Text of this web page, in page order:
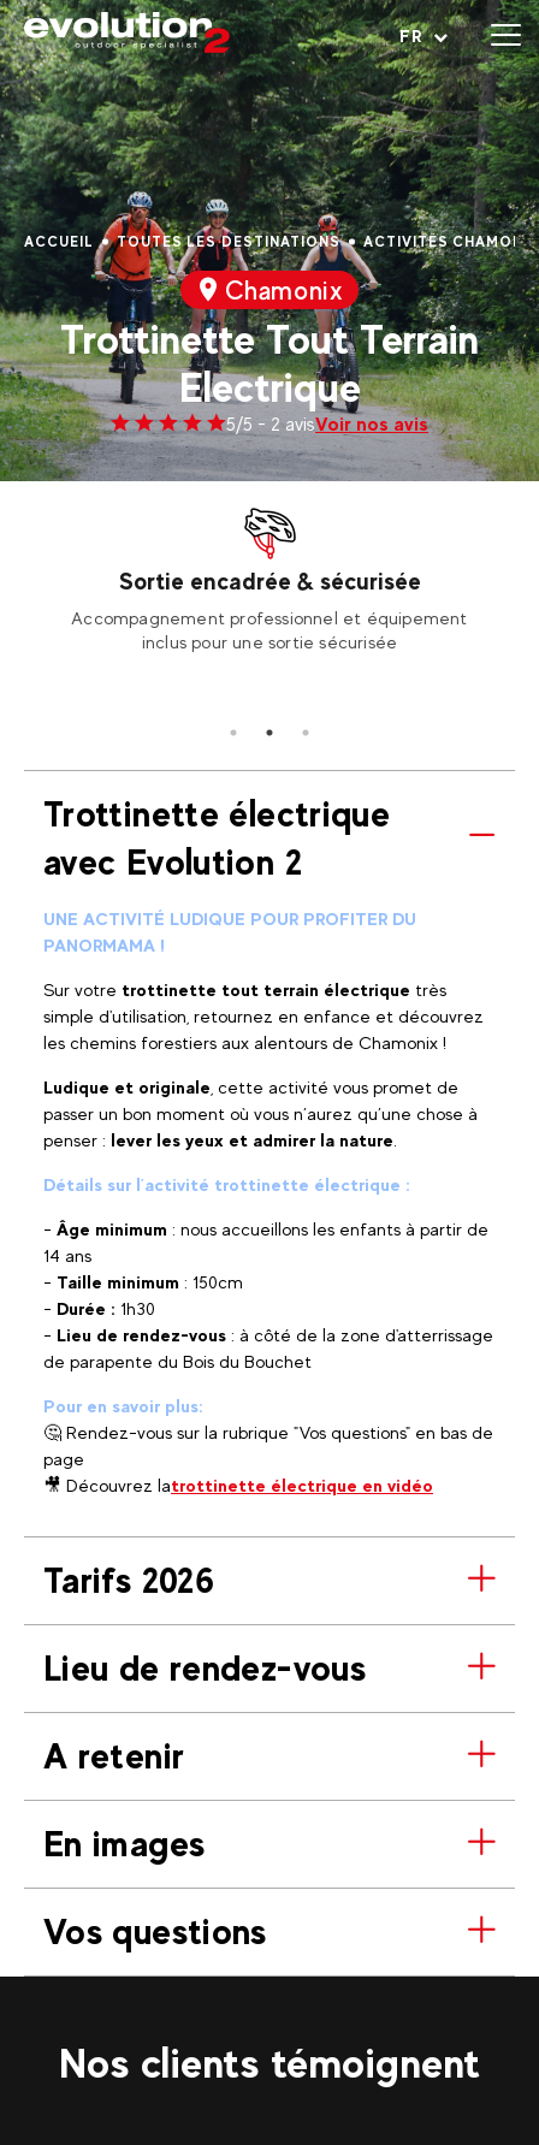
FR
Ouvrir le menu
ACCUEIL TOUTES LES DESTINATIONS ACTIVITÉS CHAMONIX
Chamonix
Trottinette Tout Terrain
Electrique
5/5 - 2 avisVoir nos avis
Sortie encadrée & sécurisée
Accompagnement professionnel et équipement
inclus pour une sortie sécurisée
Trottinette électrique
avec Evolution 2
UNE ACTIVITÉ LUDIQUE POUR PROFITER DU
PANORMAMA !
Sur votre trottinette tout terrain électrique très
simple d'utilisation, retournez en enfance et découvrez
les chemins forestiers aux alentours de Chamonix !
Ludique et originale , cette activité vous promet de
passer un bon moment où vous n’aurez qu’une chose à
penser : lever les yeux et admirer la nature
Détails sur l’activité trottinette électrique :
- Âge minimum : nous accueillons les enfants à partir de
14 ans
- Taille minimum : 150cm
- Durée : 1h30
- Lieu de rendez-vous : à côté de la zone d'atterrissage
de parapente du Bois du Bouchet
Pour en savoir plus:
🤔 Rendez-vous sur la rubrique "Vos questions" en bas de
page
🎥 Découvrez latrottinette électrique en vidéo
Tarifs 2026
Lieu de rendez-vous
A retenir
En images
Vos questions
Nos clients témoignent